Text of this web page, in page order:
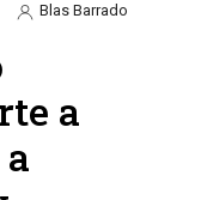
Blas Barrado
a